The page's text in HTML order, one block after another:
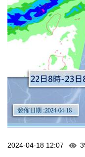
2024-04-18 12:07